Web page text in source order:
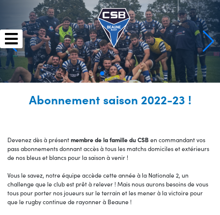
Abonnement saison 2022-23 !
Devenez dès à présentmembre de la famille du CSB en commandant vos
pass abonnements donnant accès à tous les matchs domiciles et extérieurs
de nos bleus et blancs pour la saison à venir !
Vous le savez, notre équipe accède cette année à la Nationale 2, un
challenge que le club est prêt à relever ! Mais nous aurons besoins de vous
tous pour porter nos joueurs sur le terrain et les mener à la victoire pour
que le rugby continue de rayonner à Beaune !